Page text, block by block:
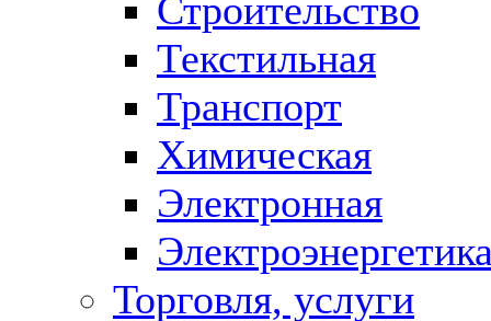
Строительство
Текстильная
Транспорт
Химическая
Электронная
Торговля, услуги